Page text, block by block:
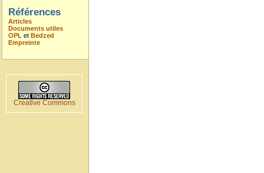
Références
Articles
Documents utiles
OPL et Bedzed
Empreinte
Creative Commons